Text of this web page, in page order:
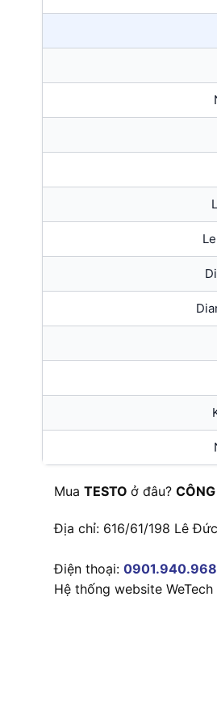
Mua TESTO ở đâu?
Địa chỉ: 616/61/198 Lê
Điện thoại: 0901.940.968
Hệ thống website WeTech